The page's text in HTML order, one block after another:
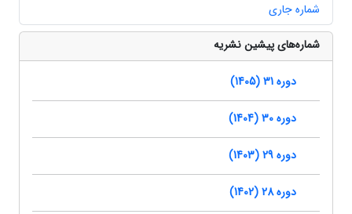
شماره جاری
شماره‌های پیشین نشریه
دوره 31 (1405)
دوره 30 (1404)
دوره 29 (1403)
دوره 28 (1402)